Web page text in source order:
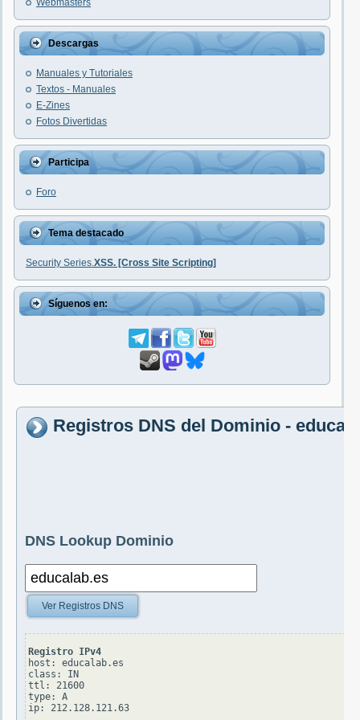
Webmasters
Descargas
Manuales y Tutoriales
Textos - Manuales
E-Zines
Fotos Divertidas
Participa
Foro
Tema destacado
Security Series.XSS. [Cross Site Scripting]
Síguenos en:
Registros DNS del Dominio -
DNS Lookup Dominio
Ver Registros DNS
Registro IPv4
host: educalab.es
class: IN
ttl: 21600
type: A